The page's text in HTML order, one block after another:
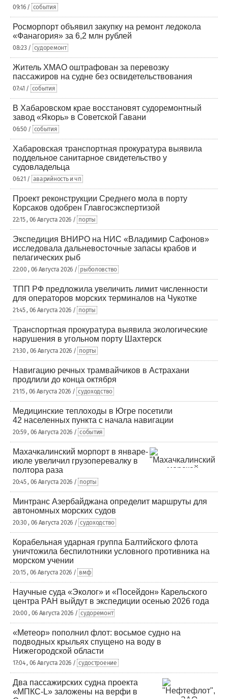
09:16 / события
Росморпорт объявил закупку на ремонт ледокола
«Фанагория» за 6,2 млн рублей
08:23 / судоремонт
Житель ХМАО оштрафован за перевозку
пассажиров на судне без освидетельствования
07:41 / события
В Хабаровском крае восстановят судоремонтный
завод «Якорь» в Советской Гавани
06:50 / события
Хабаровская транспортная прокуратура выявила
поддельное санитарное свидетельство у
судовладельца
06:21 / аварийность и чп
Проект реконструкции Среднего мола в порту
Корсаков одобрен Главгосэкспертизой
22:15 , 06 Августа 2026 / порты
Экспедиция ВНИРО на НИС «Владимир Сафонов»
исследовала дальневосточные запасы крабов и
пелагических рыб
22:00 , 06 Августа 2026 / рыболовство
ТПП РФ предложила увеличить лимит численности
для операторов морских терминалов на Чукотке
21:45 , 06 Августа 2026 / порты
Транспортная прокуратура выявила экологические
нарушения в угольном порту Шахтерск
21:30 , 06 Августа 2026 / порты
Навигацию речных трамвайчиков в Астрахани
продлили до конца октября
21:15 , 06 Августа 2026 / судоходство
Медицинские теплоходы в Югре посетили
42 населенных пункта с начала навигации
20:59 , 06 Августа 2026 / события
Махачкалинский морпорт в январе-
июле увеличил грузоперевалку в
полтора раза
20:45 , 06 Августа 2026 / порты
Минтранс Азербайджана определит маршруты для
автономных морских судов
20:30 , 06 Августа 2026 / судоходство
Корабельная ударная группа Балтийского флота
уничтожила беспилотники условного противника на
морском учении
20:15 , 06 Августа 2026 / вмф
Научные суда «Эколог» и «Посейдон» Карельского
центра РАН выйдут в экспедиции осенью 2026 года
20:00 , 06 Августа 2026 / судоремонт
«Метеор» пополнил флот: восьмое судно на
подводных крыльях спущено на воду в
Нижегородской области
17:04 , 06 Августа 2026 / судостроение
Два пассажирских судна проекта
«МПКС-L» заложены на верфи в